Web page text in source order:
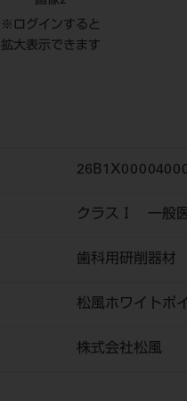
※ログインすると
拡大表示できます
クラスⅠ 一般
歯科用研削器材
松風ホワイトポ
株式会社松風